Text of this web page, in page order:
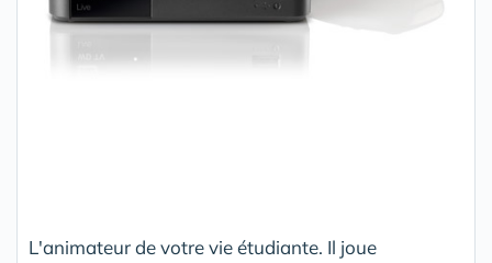
L'animateur de votre vie étudiante. Il joue